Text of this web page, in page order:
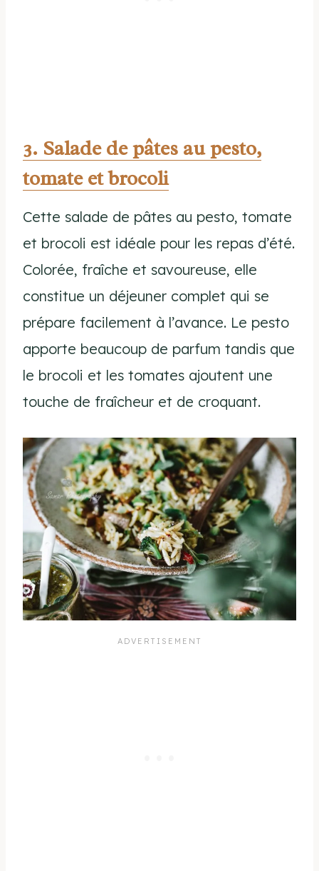
3. Salade de pâtes au pesto,
tomate et brocoli
Cette salade de pâtes au pesto, tomate
et brocoli est idéale pour les repas d’été.
Colorée, fraîche et savoureuse, elle
constitue un déjeuner complet qui se
prépare facilement à l’avance. Le pesto
apporte beaucoup de parfum tandis que
le brocoli et les tomates ajoutent une
touche de fraîcheur et de croquant.